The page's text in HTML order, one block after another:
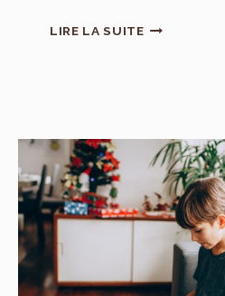
LIRE LA SUITEL’HYPNOSE
MÉTHODE
EN
?